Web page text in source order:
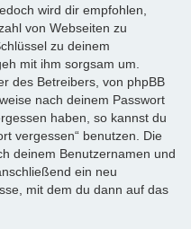
wird dir empfohlen,
von Webseiten zu
zu deinem
mit ihm sorgsam um.
des Betreibers, von phpBB
nach deinem Passwort
haben, so kannst du
vergessen“ benutzen. Die
deinem Benutzernamen und
ein neu
mit dem du dann auf das